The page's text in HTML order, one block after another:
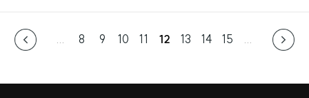
... 8 9 10 11 12 13 14 15 ...